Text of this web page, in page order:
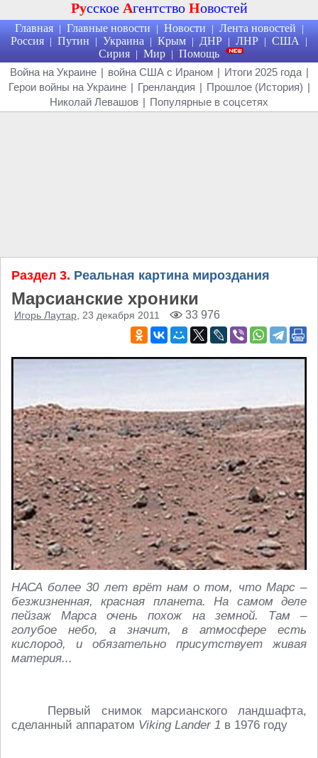
Русское Агентство Новостей
Главная | Главные новости | Новости | Лента новостей |
Россия | Путин | Украина | Крым | ДНР | ЛНР | США |
Сирия | Мир | Помощь
Война на Украине | война США с Ираном | Итоги 2025 года |
Герои войны на Украине | Гренландия | Прошлое (История) |
Николай Левашов | Популярные в соцсетях
Раздел 3. Реальная картина мироздания
Марсианские хроники
Игорь Лаутар , 23 декабря 2011 33 976
НАСА более 30 лет врёт нам о том, что Марс –
безжизненная, красная планета. На самом деле
пейзаж Марса очень похож на земной. Там –
голубое небо, а значит, в атмосфере есть
кислород, и обязательно присутствует живая
материя...
Первый снимок марсианского ландшафта,
сделанный аппаратом Viking Lander 1 в 1976 году